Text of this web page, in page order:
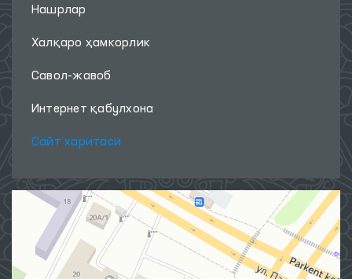
Нашрлар
Халқаро ҳамкорлик
Савол-жавоб
Интернет қабулхона
Сайт харитаси